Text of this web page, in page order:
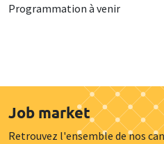
Programmation à venir
Job market
Retrouvez l'ensemble de nos